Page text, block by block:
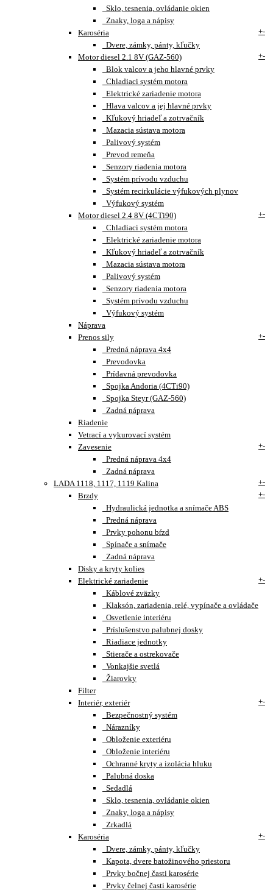
Sklo, tesnenia, ovládanie okien
Znaky, loga a nápisy
Karoséria
+-
Dvere, zámky, pánty, kľučky
Motor diesel 2.1 8V (GAZ-560)
+-
Blok valcov a jeho hlavné prvky
Chladiaci systém motora
Elektrické zariadenie motora
Hlava valcov a jej hlavné prvky
Kľukový hriadeľ a zotrvačník
Mazacia sústava motora
Palivový systém
Prevod remeňa
Senzory riadenia motora
Systém prívodu vzduchu
Systém recirkulácie výfukových plynov
Výfukový systém
Motor diesel 2.4 8V (4CTi90)
+-
Chladiaci systém motora
Elektrické zariadenie motora
Kľukový hriadeľ a zotrvačník
Mazacia sústava motora
Palivový systém
Senzory riadenia motora
Systém prívodu vzduchu
Výfukový systém
Náprava
Prenos sily
+-
Predná náprava 4x4
Prevodovka
Prídavná prevodovka
Spojka Andoria (4CTi90)
Spojka Steyr (GAZ-560)
Zadná náprava
Riadenie
Vetrací a vykurovací systém
Zavesenie
+-
Predná náprava 4x4
Zadná náprava
LADA 1118, 1117, 1119 Kalina
+-
Brzdy
+-
Hydraulická jednotka a snímače ABS
Predná náprava
Prvky pohonu bŕzd
Spínače a snímače
Zadná náprava
Disky a kryty kolies
Elektrické zariadenie
+-
Káblové zväzky
Klaksón, zariadenia, relé, vypínače a ovládače
Osvetlenie interiéru
Príslušenstvo palubnej dosky
Riadiace jednotky
Stierače a ostrekovače
Vonkajšie svetlá
Žiarovky
Filter
Interiér, exteriér
+-
Bezpečnostný systém
Nárazníky
Obloženie exteriéru
Obloženie interiéru
Ochranné kryty a izolácia hluku
Palubná doska
Sedadlá
Sklo, tesnenia, ovládanie okien
Znaky, loga a nápisy
Zrkadlá
Karoséria
+-
Dvere, zámky, pánty, kľučky
Kapota, dvere batožinového priestoru
Prvky bočnej časti karosérie
Prvky čelnej časti karosérie